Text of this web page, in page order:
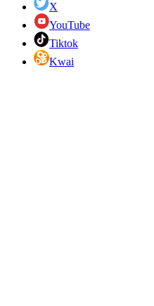
X
YouTube
Tiktok
Kwai